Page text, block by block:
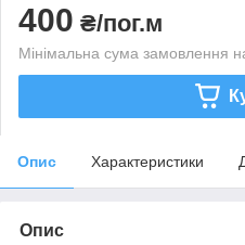
400 ₴/пог.м
Мінімальна сума замовлення
Опис Характеристики
Опис